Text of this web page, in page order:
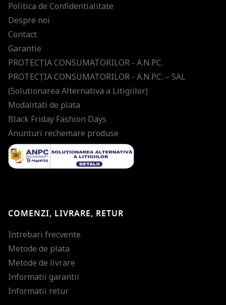
Politica de Confidentialitate
Despre noi
Contact
Garantie
PROTECŢIA CONSUMATORILOR - A.N.P.C.
PROTECŢIA CONSUMATORILOR - A.N.P.C. – SAL
(Solutionarea Alternativa a Litigiilor)
Modalitati de plata
Black Friday Fashion Days
Anunturi rechemare produse
COMENZI, LIVRARE, RETUR
Intrebari frecvente
Metode de plata
Metode de livrare
Informatii garantii
Informatii retur